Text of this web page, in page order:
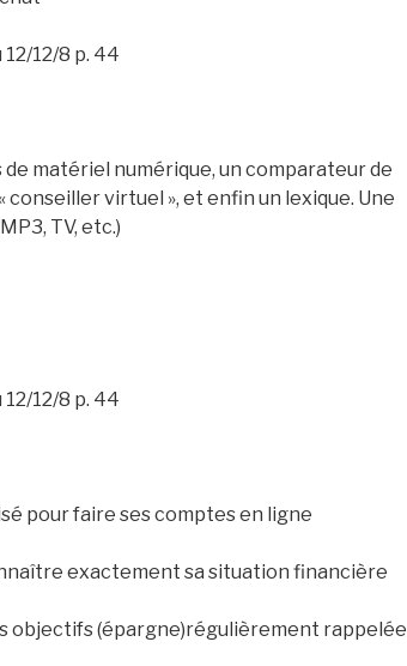
12/12/8 p. 44
de matériel numérique, un comparateur de
conseiller virtuel », et enfin un lexique. Une
TV, etc.)
12/12/8 p. 44
pour faire ses comptes en ligne
exactement sa situation financière
objectifs (épargne)régulièrement rappelée